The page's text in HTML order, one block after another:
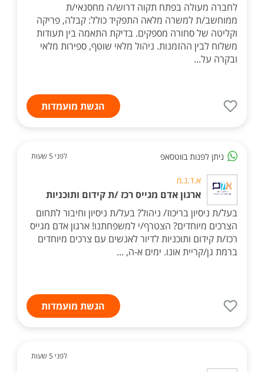
לחברה מעולה בפתח תקוה דרוש/ה מחסנאי/ת
ממוחשב/ת למשרה מלאה התפקיד כולל: קבלה, פריקה
וקליטה של סחורה מספקים. בדיקת התאמה בין תעודות
משלוח לבין ההזמנות. ניהול מלאי שוטף, ספירות מלאי
ובקרה על...
הגשת מועמדות
ניתן לפנות בווטסאפ לפני 5 שעות
א.ד.נ.מ
ארגון אדם מגייס רכז /ת קידום ותוכניות
בעל/ת ניסיון בריכוז/ ניהול? בעל/ת ניסיון וחיבור לתחום
הצרכים מיוחדים? הצטרף/י למשפחתנו! ארגון אדם מגייס
רכז/ת קידום ותוכניות לדיור לאנשים עם צרכים מיוחדים
ברמת גן/קריית אונו. ימים א-ה, ...
הגשת מועמדות
לפני 5 שעות